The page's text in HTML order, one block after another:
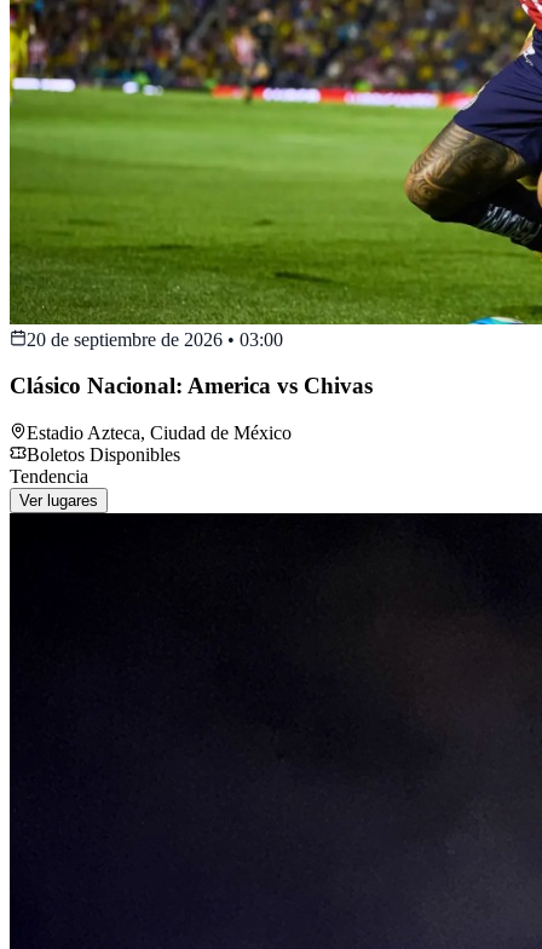
20 de septiembre de 2026 • 03:00
Clásico Nacional: America vs Chivas
Estadio Azteca, Ciudad de México
Boletos Disponibles
Tendencia
Ver lugares